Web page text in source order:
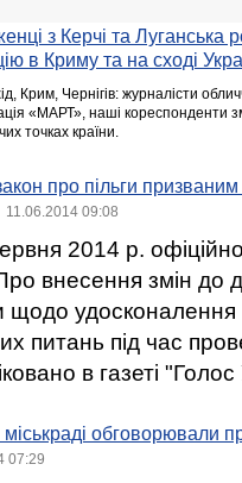
з Керчі та Луганська
в Криму та на сході
Крим, Чернігів: журналісти
«МАРТ», наші кореспонденти
точках країни.
про пільги
11.06.2014 09:08
2014 р.
внесення змін до
щодо
питань під час
в газеті "Голос
міськраді обговорювали
07:29